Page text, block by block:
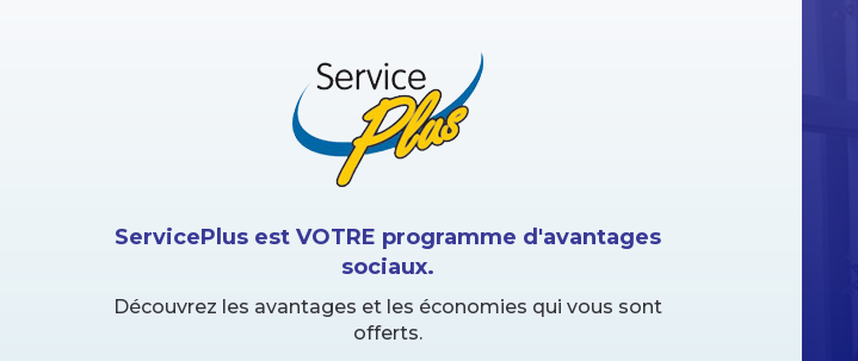
ServicePlus est VOTRE programme d'avantages
sociaux.
Découvrez les avantages et les économies qui vous sont
offerts.